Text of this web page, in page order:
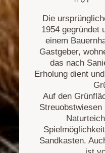
Die
1954 gegründet
einem
Gastgeber,
das nach
Erholung dient
Auf den
Streuobstwiesen
Sandkasten.